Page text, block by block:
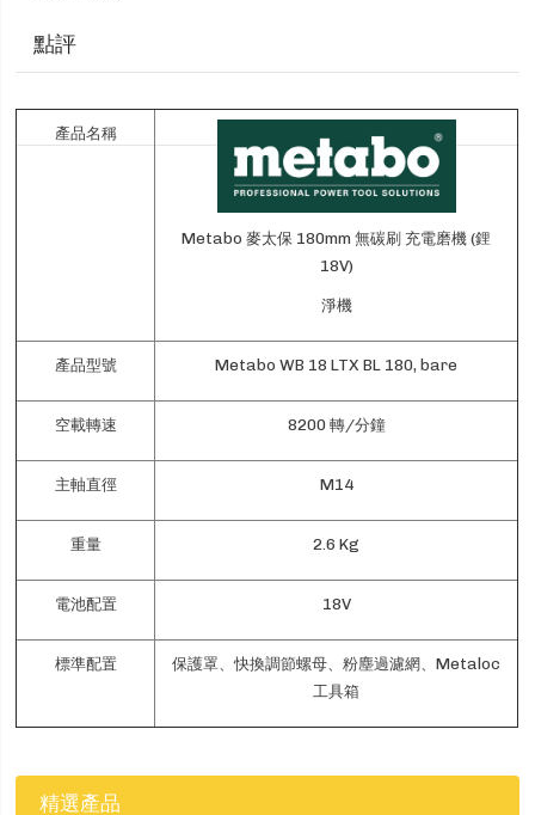
點評
產品名稱
Metabo 麥太保 180mm 無碳刷 充電磨機 (鋰
18V)
淨機
產品型號 Metabo WB 18 LTX BL 180, bare
空載轉速 8200 轉/分鐘
主軸直徑 M14
重量 2.6 Kg
電池配置 18V
標準配置
保護罩、快換調節螺母、粉塵過濾網、Metaloc
工具箱
精選產品